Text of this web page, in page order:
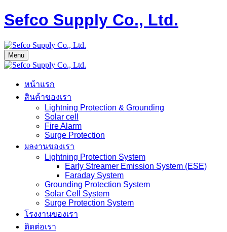
Sefco Supply Co., Ltd.
Menu
หน้าแรก
สินค้าของเรา
Lightning Protection & Grounding
Solar cell
Fire Alarm
Surge Protection
ผลงานของเรา
Lightning Protection System
Early Streamer Emission System (ESE)
Faraday System
Grounding Protection System
Solar Cell System
Surge Protection System
โรงงานของเรา
ติดต่อเรา